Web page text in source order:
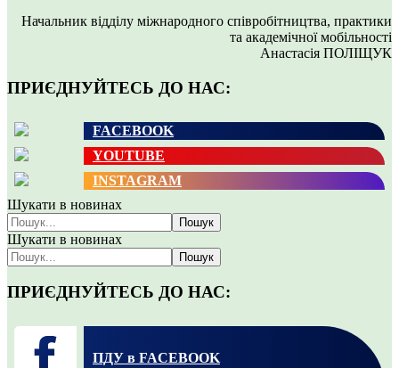
Начальник відділу міжнародного співробітництва, практики
та академічної мобільності
Анастасія ПОЛІЩУК
ПРИЄДНУЙТЕСЬ ДО НАС:
FACEBOOK
YOUTUBE
INSTAGRAM
Шукати в новинах
Пошук
Шукати в новинах
Пошук
ПРИЄДНУЙТЕСЬ ДО НАС:
ПДУ в FACEBOOK